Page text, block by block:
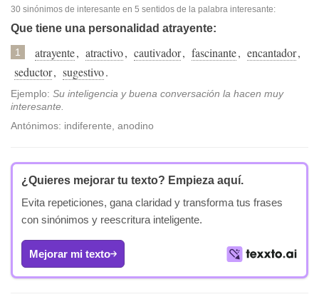
Temas populares
Temas recientes
30 sinónimos de interesante en 5 sentidos de la palabra interesante:
Que tiene una personalidad atrayente:
1 atrayente, atractivo, cautivador, fascinante, encantador,
seductor, sugestivo.
Ejemplo: Su inteligencia y buena conversación la hacen muy
interesante.
Antónimos: indiferente, anodino
¿Quieres mejorar tu texto? Empieza aquí.
Evita repeticiones, gana claridad y transforma tus frases
con sinónimos y reescritura inteligente.
Mejorar mi texto